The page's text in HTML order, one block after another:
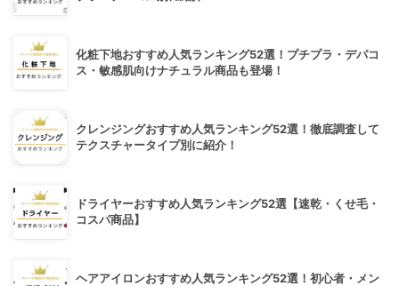
化粧下地おすすめ人気ランキング52選！プチプラ・デパコ
ス・敏感肌向けナチュラル商品も登場！
クレンジングおすすめ人気ランキング52選！徹底調査して
テクスチャータイプ別に紹介！
ドライヤーおすすめ人気ランキング52選【速乾・くせ毛・
コスパ商品】
ヘアアイロンおすすめ人気ランキング52選！初心者・メン